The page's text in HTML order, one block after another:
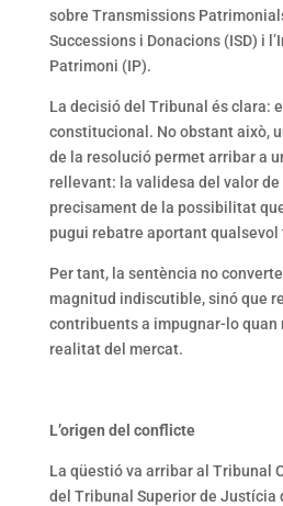
sobre Transmissions
Successions i Donacions (ISD) i
Patrimoni (IP).
La decisió del Tribunal és clara:
constitucional. No obstant això,
de la resolució permet arribar a
rellevant: la validesa del valor
precisament de la possibilitat
pugui rebatre aportant qualsevol
Per tant, la sentència no
magnitud indiscutible, sinó que
contribuents a impugnar-lo quan
realitat del mercat.
L’origen del conflicte
La qüestió va arribar al Tribunal
del Tribunal Superior de Justícia